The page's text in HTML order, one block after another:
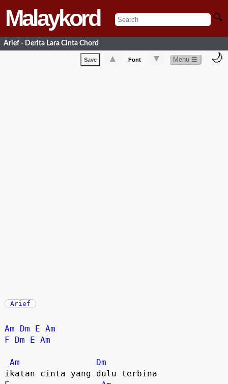
Malaykord 🔍
Arief - Derita Lara Cinta Chord
Save ▲ Font ▼ Menu ☰ 🌙
Arief
Am Dm E Am
F
Dm E Am
Am
Dm